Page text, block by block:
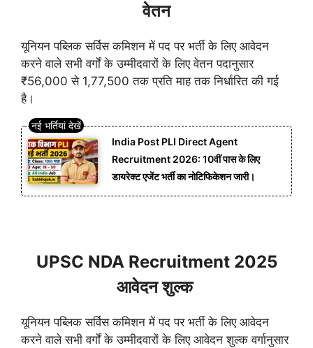
वेतन
यूनियन पब्लिक सर्विस कमिशन में पद पर भर्ती के लिए आवेदन
करने वाले सभी वर्गों के उम्मीदवारों के लिए वेतन पदानुसार
₹56,000 से 1,77,500 तक प्रति माह तक निर्धारित की गई
है।
India Post PLI Direct Agent
Recruitment 2026: 10वीं पास के लिए
डायरेक्ट एजेंट भर्ती का नोटिफिकेशन जारी।
UPSC NDA Recruitment 2025
आवेदन शुल्क
यूनियन पब्लिक सर्विस कमिशन में पद पर भर्ती के लिए आवेदन
करने वाले सभी वर्गों के उम्मीदवारों के लिए आवेदन शुल्क वर्गानुसार